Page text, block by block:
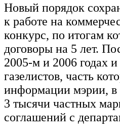
Новый порядок
к работе на
конкурс, по итогам
договоры на 5 лет.
2005-м и 2006 годах
газелистов, часть
информации мэрии, в
3 тысячи частных
соглашений с